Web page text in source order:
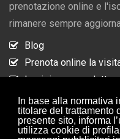
In base alla normativa
titolare del trattamento
presente sito, informa
utilizza cookie di
prenotazione online e
rimanere sempre
Blog
Prenota online la
Iscrizione newsletter
Collaborazioni